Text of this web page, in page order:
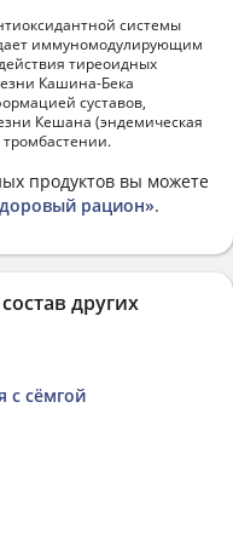
системы
иммуномодулирующим
тиреоидных
Кашина-Бека
суставов,
Кешана (эндемическая
продуктов вы можете
рацион».
других
с сёмгой